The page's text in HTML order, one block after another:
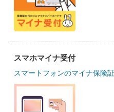
スマホマイナ受付
スマートフォンのマイナ保険